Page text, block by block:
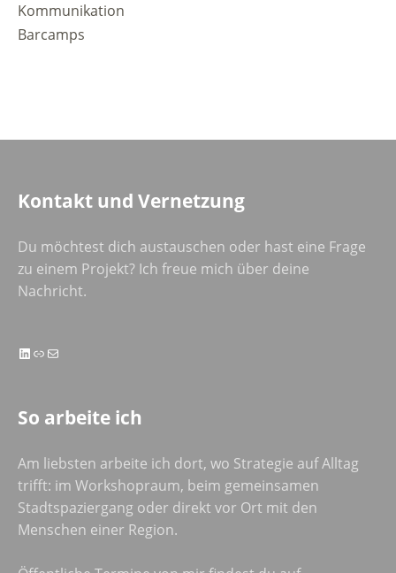
Kommunikation
Barcamps
Kontakt und Vernetzung
Du möchtest dich austauschen oder hast eine Frage
zu einem Projekt? Ich freue mich über deine
Nachricht.
LinkedIn
LinkE-Mail
So arbeite ich
Am liebsten arbeite ich dort, wo Strategie auf Alltag
trifft: im Workshopraum, beim gemeinsamen
Stadtspaziergang oder direkt vor Ort mit den
Menschen einer Region.